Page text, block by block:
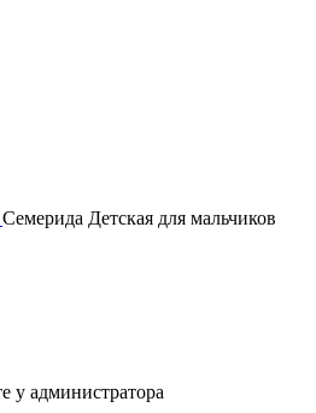
Семерида Детская для мальчиков
у администратора